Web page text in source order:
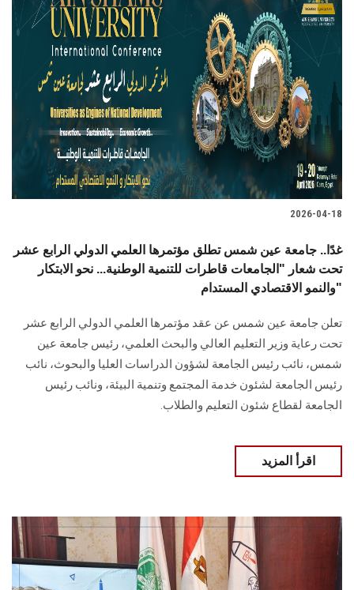
2026-04-18
غدًا.. جامعة عين شمس تطلق مؤتمرها العلمي الدولي الرابع عشر
تحت شعار "الجامعات قاطرات للتنمية الوطنية... نحو الابتكار
والنمو الاقتصادي المستدام"
تعلن جامعة عين شمس عن عقد مؤتمرها العلمي الدولي الرابع عشر
تحت رعاية وزير التعليم العالي والبحث العلمي، رئيس جامعة عين
شمس، نائب رئيس الجامعة لشؤون الدراسات العليا ‏والبحوث، نائب
رئيس الجامعة لشئون خدمة المجتمع وتنمية البيئة، ونائب رئيس
الجامعة لقطاع شئون التعليم والطلاب.
اقرأ المزيد